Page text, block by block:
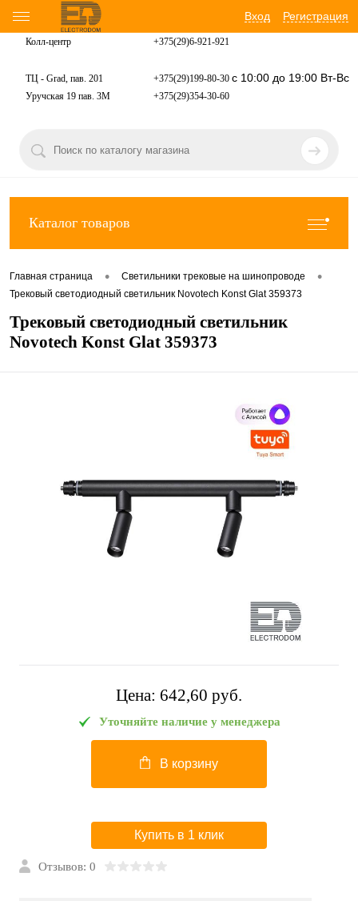
Вход Регистрация
Колл-центр +375(29)6-921-921
ТЦ - Grad, пав. 201 +375(29)199-80-30 с 10:00 до 19:00 Вт-Вс
Уручская 19 пав. 3М +375(29)354-30-60
Каталог товаров
Главная страница • Светильники трековые на шинопроводе •
Трековый светодиодный светильник Novotech Konst Glat 359373
Трековый светодиодный светильник
Novotech Konst Glat 359373
Цена: 642,60 pуб.
Уточняйте наличие у менеджера
В корзину
Купить в 1 клик
Отзывов: 0